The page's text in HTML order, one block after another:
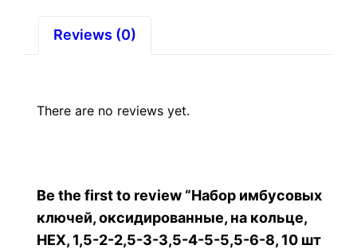
5,5-
DEXX
quantity
Reviews (0)
There are no reviews yet.
Be the first to review “Набор имбусовых
ключей, оксидированные, на кольце,
HEX, 1,5-2-2,5-3-3,5-4-5-5,5-6-8, 10 шт